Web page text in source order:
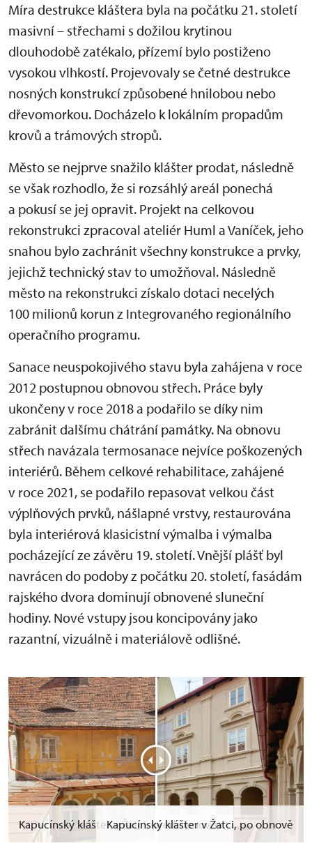
Míra destrukce kláštera byla na počátku 21. století
masivní – střechami s dožilou krytinou
dlouhodobě zatékalo, přízemí bylo postiženo
vysokou vlhkostí. Projevovaly se četné destrukce
nosných konstrukcí způsobené hnilobou nebo
dřevomorkou. Docházelo k lokálním propadům
krovů a trámových stropů.
Město se nejprve snažilo klášter prodat, následně
se však rozhodlo, že si rozsáhlý areál ponechá
a pokusí se jej opravit. Projekt na celkovou
rekonstrukci zpracoval ateliér Huml a Vaníček, jeho
snahou bylo zachránit všechny konstrukce a prvky,
jejichž technický stav to umožňoval. Následně
město na rekonstrukci získalo dotaci necelých
100 milionů korun z Integrovaného regionálního
operačního programu.
Sanace neuspokojivého stavu byla zahájena v roce
2012 postupnou obnovou střech. Práce byly
ukončeny v roce 2018 a podařilo se díky nim
zabránit dalšímu chátrání památky. Na obnovu
střech navázala termosanace nejvíce poškozených
interiérů. Během celkové rehabilitace, zahájené
v roce 2021, se podařilo repasovat velkou část
výplňových prvků, nášlapné vrstvy, restaurována
byla interiérová klasicistní výmalba i výmalba
pocházející ze závěru 19. století. Vnější plášť byl
navrácen do podoby z počátku 20. století, fasádám
rajského dvora dominují obnovené sluneční
hodiny. Nové vstupy jsou koncipovány jako
razantní, vizuálně i materiálově odlišné.
Kapucínský klášter v Žatci, před obnovou
Kapucínský klášter v Žatci, po obnově